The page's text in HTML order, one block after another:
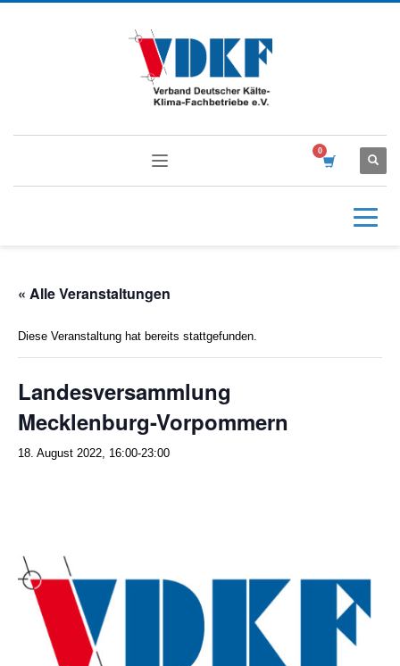
« Alle Veranstaltungen
Diese Veranstaltung hat bereits stattgefunden.
Landesversammlung
Mecklenburg-Vorpommern
18. August 2022, 16:00-23:00